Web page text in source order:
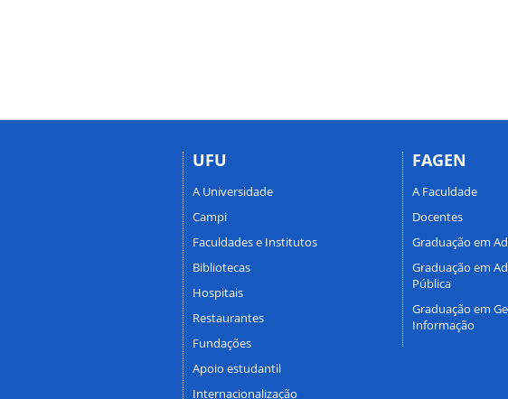
UFU
A Universidade
Campi
Faculdades e Institutos
Bibliotecas
Hospitais
Restaurantes
Fundações
Apoio estudantil
Internacionalização
FAGEN
A Faculdade
Docentes
Graduação em
Graduação em
Pública
Graduação em
Informação